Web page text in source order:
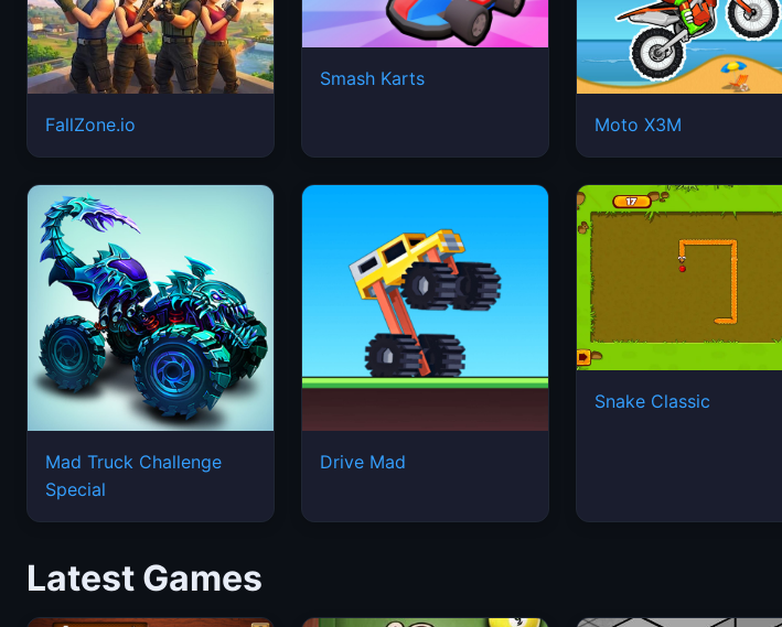
FallZone.io
Smash Karts
Moto X3M
Mad Truck Challenge
Special
Drive Mad
Snake Classic
Latest Games